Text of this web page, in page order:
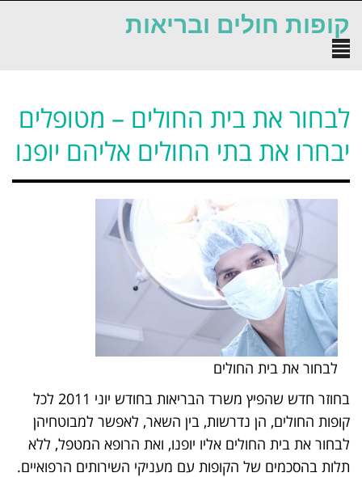
קופות חולים ובריאות
תפריט
לבחור את בית החולים – מטופלים
יבחרו את בתי החולים אליהם יופנו
לבחור את בית החולים
בחוזר חדש שהפיץ משרד הבריאות בחודש יוני 2011 לכל
קופות החולים, הן נדרשות, בין השאר, לאפשר למבוטחיהן
לבחור את בית החולים אליו יופנו, ואת הרופא המטפל, ללא
תלות בהסכמים של הקופות עם מעניקי השירותים הרפואיים.